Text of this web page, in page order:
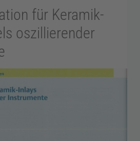
für Keramik-
oszillierender